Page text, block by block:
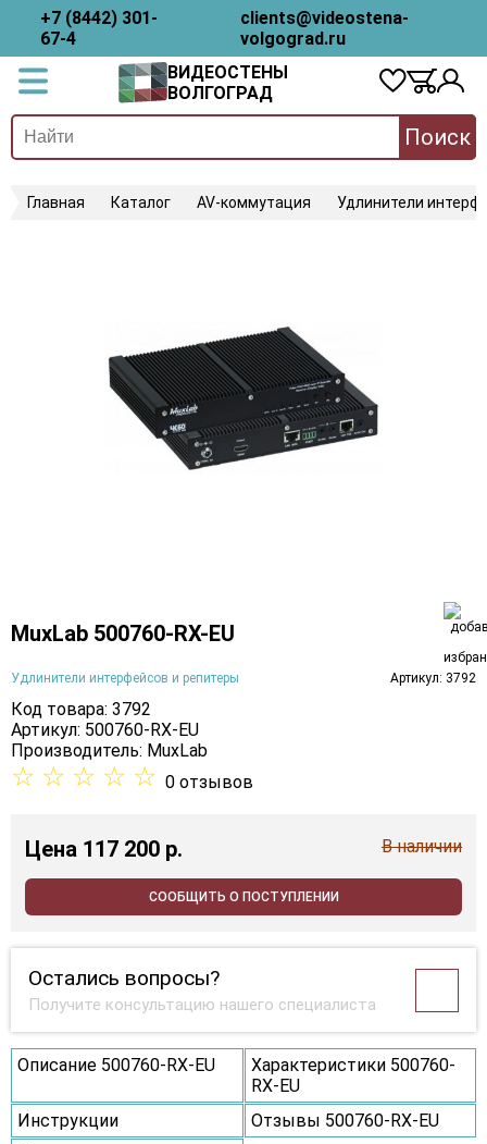
+7 (8442) 301-
67-4
clients@videostena-
volgograd.ru
ВИДЕОСТЕНЫ
ВОЛГОГРАД
Поиск
Главная Каталог AV-коммутация Удлинители
MuxLab 500760-RX-EU
Удлинители интерфейсов и репитеры Артикул: 3792
Код товара: 3792
Артикул: 500760-RX-EU
Производитель: MuxLab
☆ ☆ ☆ ☆ ☆ 0 отзывов
Цена 117 200 p. В наличии
СООБЩИТЬ О ПОСТУПЛЕНИИ
Остались вопросы?
Получите консультацию нашего специалиста
Описание 500760-RX-EU
Характеристики 500760-
RX-EU
Инструкции
Отзывы 500760-RX-EU